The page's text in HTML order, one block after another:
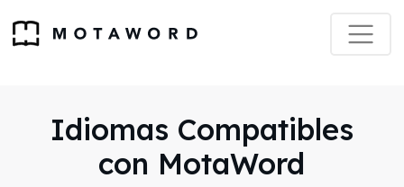
Idiomas Compatibles
con MotaWord